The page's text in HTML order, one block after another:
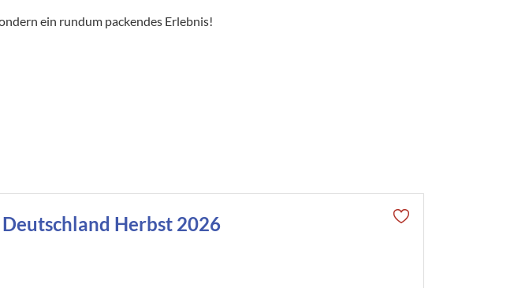
ein rundum packendes Erlebnis!
Deutschland Herbst 2026